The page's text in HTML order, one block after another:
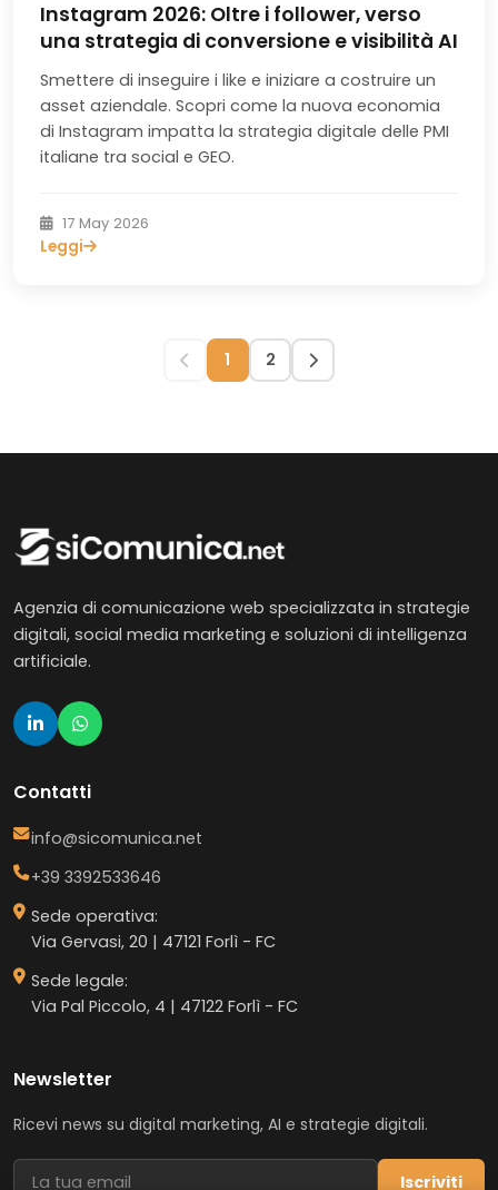
Instagram 2026: Oltre i follower, verso
una strategia di conversione e visibilità AI
Smettere di inseguire i like e iniziare a costruire un
asset aziendale. Scopri come la nuova economia
di Instagram impatta la strategia digitale delle PMI
italiane tra social e GEO.
17 May 2026
Leggi
1 2
Agenzia di comunicazione web specializzata in strategie
digitali, social media marketing e soluzioni di intelligenza
artificiale.
Contatti
info@sicomunica.net
+39 3392533646
Sede operativa:
Via Gervasi, 20 | 47121 Forlì - FC
Sede legale:
Via Pal Piccolo, 4 | 47122 Forlì - FC
Newsletter
Ricevi news su digital marketing, AI e strategie digitali.
Iscriviti